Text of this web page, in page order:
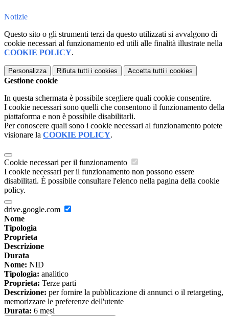
Notizie
Questo sito o gli strumenti terzi da questo utilizzati si avvalgono di
cookie necessari al funzionamento ed utili alle finalità illustrate nella
COOKIE POLICY.
Personalizza Rifiuta tutti i cookies Accetta tutti i cookies
Gestione cookie
In questa schermata è possibile scegliere quali cookie consentire.
I cookie necessari sono quelli che consentono il funzionamento della
piattaforma e non è possibile disabilitarli.
Per conoscere quali sono i cookie necessari al funzionamento potete
visionare la COOKIE POLICY.
Cookie necessari per il funzionamento
I cookie necessari per il funzionamento non possono essere
disabilitati. È possibile consultare l'elenco nella pagina della cookie
policy.
drive.google.com
Nome
Tipologia
Proprieta
Descrizione
Durata
Nome: NID
Tipologia: analitico
Proprieta: Terze parti
Descrizione: per fornire la pubblicazione di annunci o il retargeting,
memorizzare le preferenze dell'utente
Durata: 6 mesi